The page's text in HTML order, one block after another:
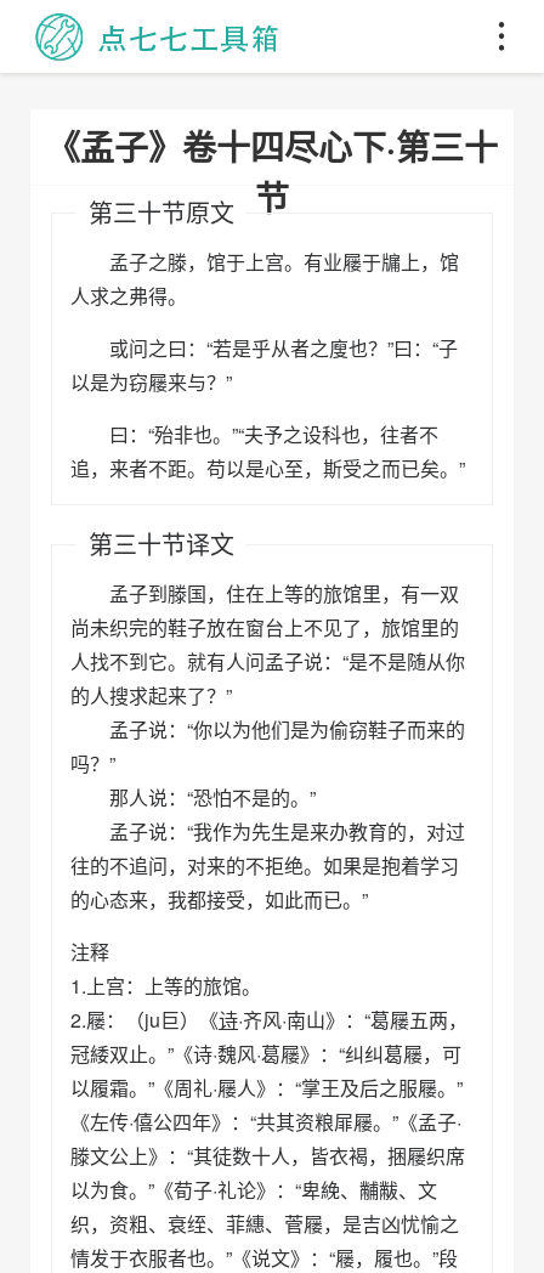
《孟子》卷十四尽心下·第三十
节
第三十节原文
孟子之滕，馆于上宫。有业屦于牖上，馆
人求之弗得。
或问之曰：“若是乎从者之廋也？”曰：“子
以是为窃屦来与？”
曰：“殆非也。”“夫予之设科也，往者不
追，来者不距。苟以是心至，斯受之而已矣。”
第三十节译文
孟子到滕国，住在上等的旅馆里，有一双
尚未织完的鞋子放在窗台上不见了，旅馆里的
人找不到它。就有人问孟子说：“是不是随从你
的人搜求起来了？”
孟子说：“你以为他们是为偷窃鞋子而来的
吗？”
那人说：“恐怕不是的。”
孟子说：“我作为先生是来办教育的，对过
往的不追问，对来的不拒绝。如果是抱着学习
的心态来，我都接受，如此而已。”
注释
1.上宫：上等的旅馆。
2.屦：（ju巨）《诗·齐风·南山》：“葛屦五两，
冠緌双止。”《诗·魏风·葛屦》：“纠纠葛屦，可
以履霜。”《周礼·屦人》：“掌王及后之服屦。”
《左传·僖公四年》：“共其资粮屝屦。”《孟子·
滕文公上》：“其徒数十人，皆衣褐，捆屦织席
以为食。”《荀子·礼论》：“卑絻、黼黻、文
织，资粗、衰绖、菲繐、菅屦，是吉凶忧愉之
情发于衣服者也。”《说文》：“屦，履也。”段